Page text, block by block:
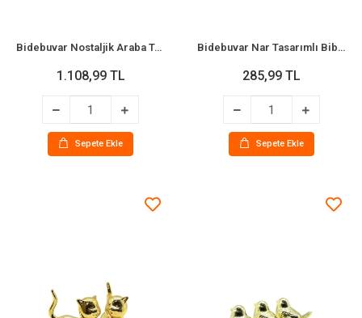
Bidebuvar Nostaljik Araba Tasarımlı Dekoratif Biblo Kumbara - Vintage - Karışık Renk
1.108,99 TL
Sepete Ekle
Bidebuvar Nar Tasarımlı Biblo - Orta Boy - Seramik - Parlak Altın
285,99 TL
Sepete Ekle